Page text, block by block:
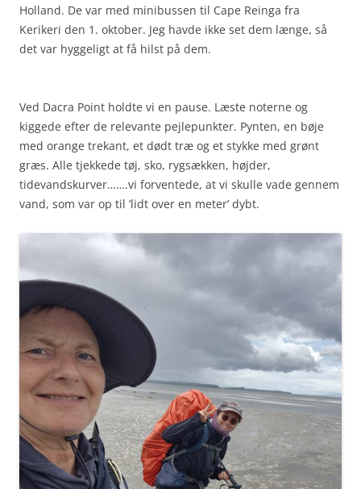
Holland. De var med minibussen til Cape Reinga fra
Kerikeri den 1. oktober. Jeg havde ikke set dem længe, så
det var hyggeligt at få hilst på dem.
Ved Dacra Point holdte vi en pause. Læste noterne og
kiggede efter de relevante pejlepunkter. Pynten, en bøje
med orange trekant, et dødt træ og et stykke med grønt
græs. Alle tjekkede tøj, sko, rygsækken, højder,
tidevandskurver…….vi forventede, at vi skulle vade gennem
vand, som var op til ‘lidt over en meter’ dybt.